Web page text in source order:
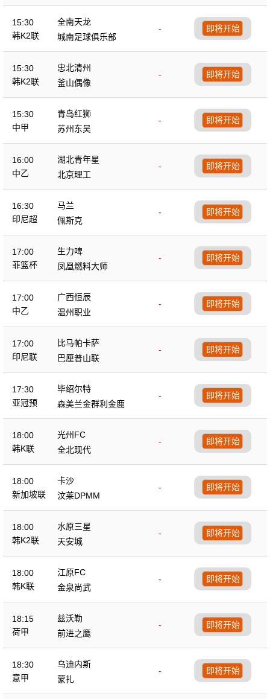
15:30
韩K2联
全南天龙
-
城南足球俱乐部
即将开始
15:30
韩K2联
忠北清州
-
釜山偶像
即将开始
15:30
中甲
青岛红狮
-
苏州东吴
即将开始
16:00
中乙
湖北青年星
-
北京理工
即将开始
16:30
印尼超
马兰
-
佩斯克
即将开始
17:00
菲篮杯
生力啤
-
凤凰燃料大师
即将开始
17:00
中乙
广西恒辰
-
温州职业
即将开始
17:00
印尼联
比马帕卡萨
-
巴厘普山联
即将开始
17:30
亚冠预
毕绍尔特
-
森美兰金群利金鹿
即将开始
18:00
韩K联
光州FC
-
全北现代
即将开始
18:00
新加坡联
卡沙
-
汶莱DPMM
即将开始
18:00
韩K2联
水原三星
-
天安城
即将开始
18:00
韩K联
江原FC
-
金泉尚武
即将开始
18:15
荷甲
兹沃勒
-
前进之鹰
即将开始
18:30
意甲
乌迪内斯
-
蒙扎
即将开始